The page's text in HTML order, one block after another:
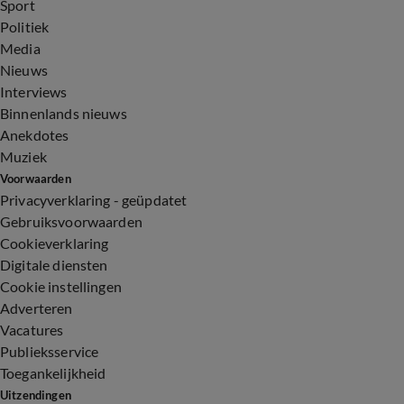
Sport
Politiek
Media
Nieuws
Interviews
Binnenlands nieuws
Anekdotes
Muziek
Voorwaarden
Privacyverklaring - geüpdatet
Gebruiksvoorwaarden
Cookieverklaring
Digitale diensten
Cookie instellingen
Adverteren
Vacatures
Publieksservice
Toegankelijkheid
Uitzendingen